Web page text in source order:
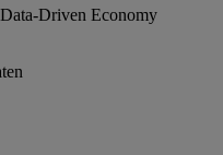
Driven Economy